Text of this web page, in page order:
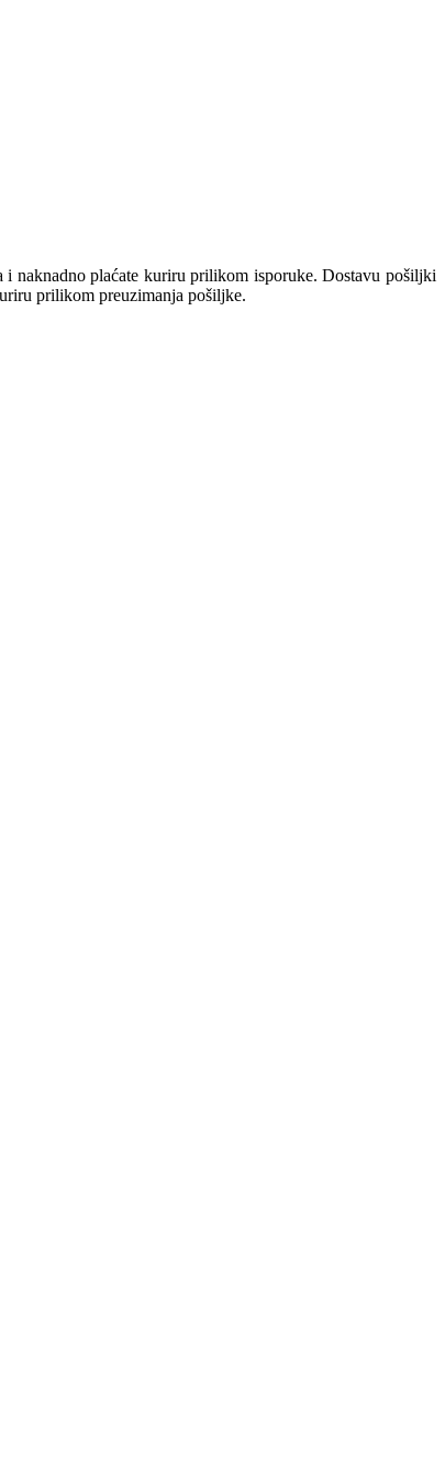
naknadno plaćate kuriru prilikom isporuke. Dostavu pošiljki
prilikom preuzimanja pošiljke.